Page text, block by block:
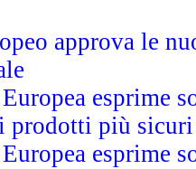
approva le
esprime
prodotti più
esprime